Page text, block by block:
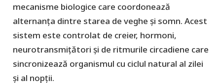
mecanisme biologice care coordonează
alternanța dintre starea de veghe și somn. Acest
sistem este controlat de creier, hormoni,
neurotransmițători și de ritmurile circadiene care
sincronizează organismul cu ciclul natural al zilei
și al nopții.